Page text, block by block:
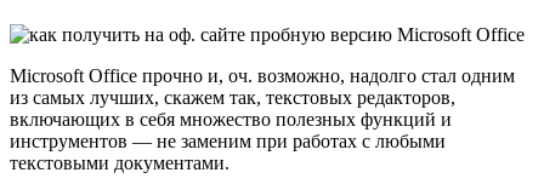
Microsoft Office прочно и, оч. возможно, надолго стал одним
из самых лучших, скажем так, текстовых редакторов,
включающих в себя множество полезных функций и
инструментов — не заменим при работах с любыми
текстовыми документами.